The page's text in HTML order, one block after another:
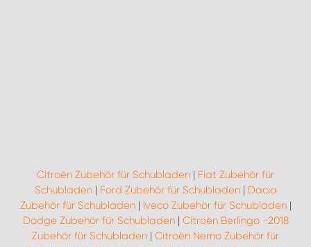
Citroën Zubehör für Schubladen | Fiat Zubehör für
Schubladen| Ford Zubehör für Schubladen| Dacia
Zubehör für Schubladen| Iveco Zubehör für Schubladen|
Dodge Zubehör für Schubladen| Citroën Berlingo -2018
Zubehör für Schubladen | Citroën Nemo Zubehör für